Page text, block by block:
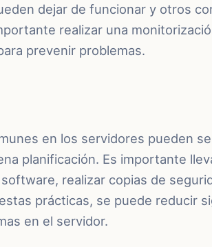
dejar de funcionar y otros
realizar una
prevenir problemas.
en los servidores pueden
planificación. Es importante
realizar copias de
prácticas, se puede reducir
en el servidor.